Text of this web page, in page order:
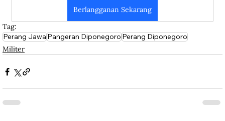
Berlangganan Sekarang
Tag:
Perang JawaPangeran DiponegoroPerang Diponegoro
Militer